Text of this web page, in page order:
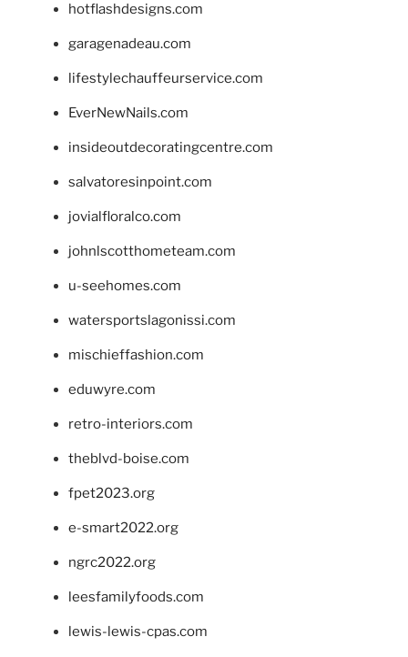
hotflashdesigns.com
garagenadeau.com
lifestylechauffeurservice.com
EverNewNails.com
insideoutdecoratingcentre.com
salvatoresinpoint.com
jovialfloralco.com
johnlscotthometeam.com
u-seehomes.com
watersportslagonissi.com
mischieffashion.com
eduwyre.com
retro-interiors.com
theblvd-boise.com
fpet2023.org
e-smart2022.org
ngrc2022.org
leesfamilyfoods.com
lewis-lewis-cpas.com